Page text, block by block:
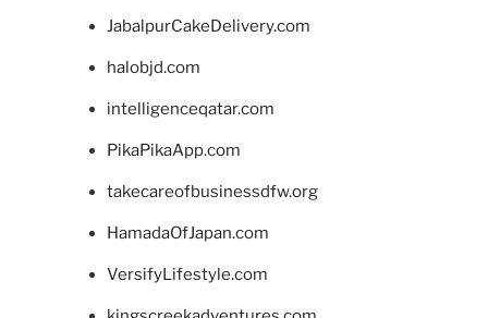
JabalpurCakeDelivery.com
halobjd.com
intelligenceqatar.com
PikaPikaApp.com
takecareofbusinessdfw.org
HamadaOfJapan.com
VersifyLifestyle.com